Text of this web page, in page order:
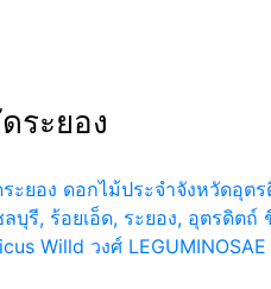
ระยอง
ะยอง ดอกไม้ประจำจังหวัดอุ
บุรี, ร้อยเอ็ด, ระยอง, อุตรดิ
Willd วงศ์